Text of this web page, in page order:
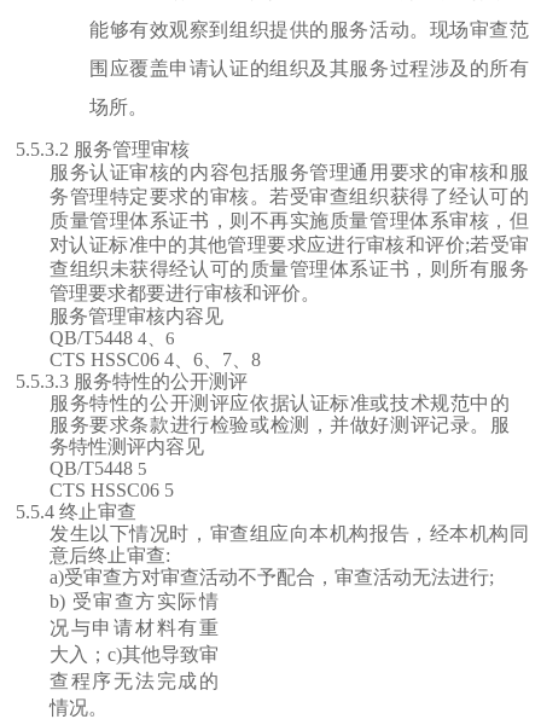
能够有效观察到组织提供的服务活动。现场审查范
围应覆盖申请认证的组织及其服务过程涉及的所有
场所。
5.5.3.2 服务管理审核
服务认证审核的内容包括服务管理通用要求的审核和服
务管理特定要求的审核。若受审查组织获得了经认可的
质量管理体系证书，则不再实施质量管理体系审核，但
对认证标准中的其他管理要求应进行审核和评价;若受审
查组织未获得经认可的质量管理体系证书，则所有服务
管理要求都要进行审核和评价。
服务管理审核内容见
QB/T5448 4、6
CTS HSSC06 4、6、7、8
5.5.3.3 服务特性的公开测评
服务特性的公开测评应依据认证标准或技术规范中的
服务要求条款进行检验或检测，并做好测评记录。服
务特性测评内容见
QB/T5448 5
CTS HSSC06 5
5.5.4 终止审查
发生以下情况时，审查组应向本机构报告，经本机构同
意后终止审查:
a)受审查方对审查活动不予配合，审查活动无法进行;
b) 受审查方实际情
况与申请材料有重
大入； c)其他导致审
查程序无法完成的
情况。